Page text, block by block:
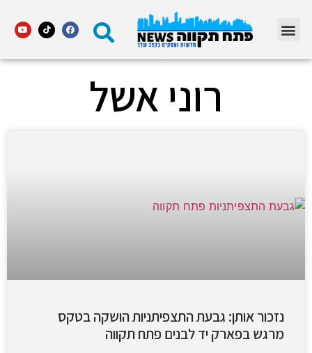
רוני אשל
נזכור אותן: גבעת התצפיתניות הושקה בטקס
מרגש בפארק יד לבנים פתח תקווה